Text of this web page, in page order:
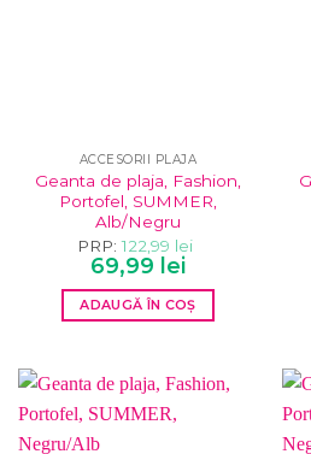
ACCESORII PLAJA
Geanta de plaja, Fashion,
Portofel, SUMMER,
Alb/Negru
PRP: 122,99 lei
Prețul
inițial
a
fost:
122,99 lei.
69,99 leiPrețul
curent
este:
69,99 lei.
ADAUGĂ ÎN COȘ